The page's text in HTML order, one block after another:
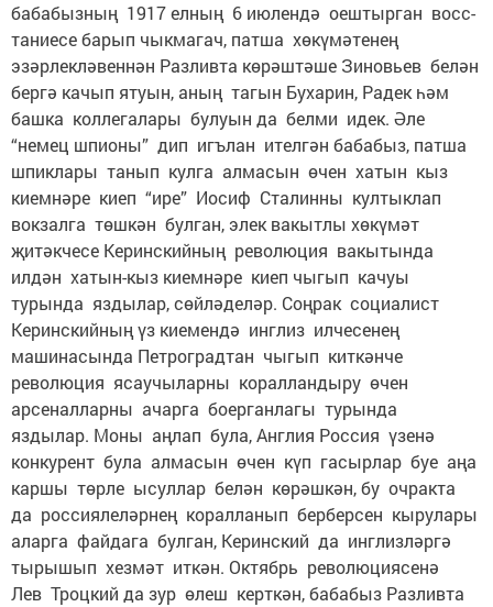
бабабызның 1917 елның 6 июлендә оештырган восс­
таниесе барып чыкмагач, патша хөкүмәтенең
эзәрлекләвеннән Разливта көрәштәше Зиновьев белән
бергә качып ятуын, аның тагын Бухарин, Радек һәм
башка коллегалары булуын да белми идек. Әле
“немец шпионы” дип игълан ителгән бабабыз, патша
шпиклары танып кулга алмасын өчен хатын кыз
киемнәре киеп “ире” Иосиф Сталинны култыклап
вокзалга төшкән булган, элек вакытлы хөкүмәт
җитәкчесе Керинскийның революция вакытында
илдән хатын-кыз киемнәре киеп чыгып качуы
турында яздылар, сөйләделәр. Соңрак социа­лист
Керинскийның үз киемендә инглиз илчесенең
машинасында Петроград­тан чыгып киткәнче
революция ясаучыларны коралландыру өчен
арсеналларны ачарга боерганлагы турында
яздылар. Моны аңлап була, Англия Россия үзенә
конкурент була алмасын өчен күп гасырлар буе аңа
каршы төрле ысуллар белән көрәшкән, бу очракта
да россиялеләрнең коралланып берберсен кырулары
аларга файдага булган, Керинский да инглизләргә
тырышып хезмәт иткән. Октябрь революциясенә
Лев Троцкий да зур өлеш керткән, бабабыз Разливта